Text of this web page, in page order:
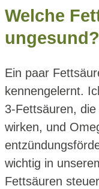
Welche
ungesund?
Ein paar
kennengelernt.
3-Fettsäuren,
wirken, und
wichtig in
Fettsäuren